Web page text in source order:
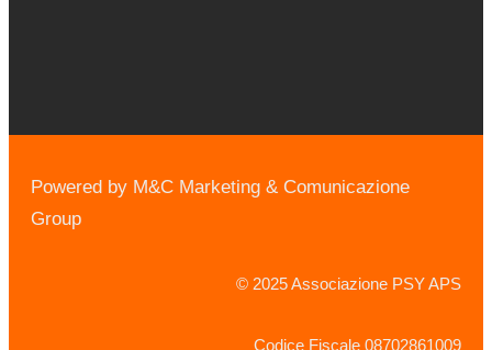
Powered by M&C Marketing & Comunicazione
Group
© 2025 Associazione PSY APS
Codice Fiscale 08702861009